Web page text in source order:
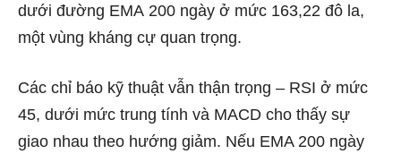
dưới đường EMA 200 ngày ở mức 163,22 đô la,
một vùng kháng cự quan trọng.
Các chỉ báo kỹ thuật vẫn thận trọng – RSI ở mức
45, dưới mức trung tính và MACD cho thấy sự
giao nhau theo hướng giảm. Nếu EMA 200 ngày